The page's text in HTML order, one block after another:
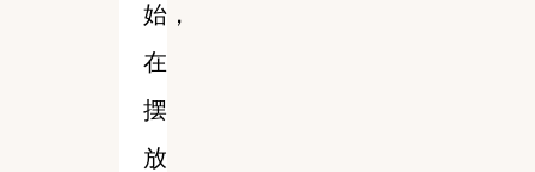
始，
在
摆
放